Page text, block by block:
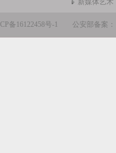
新媒体艺术
备16122458号-1 公安部备案：